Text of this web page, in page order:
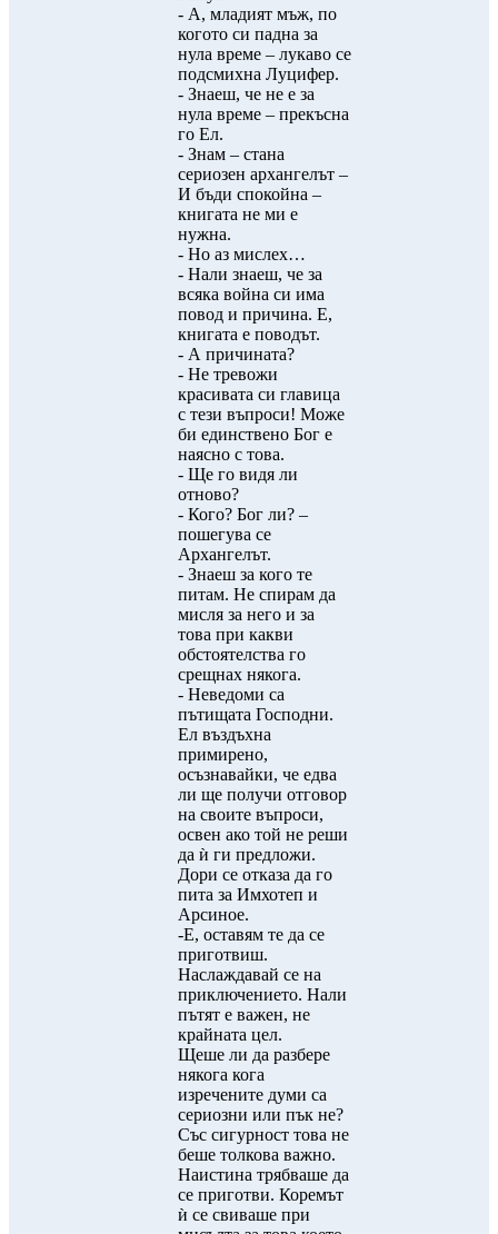
- А, младият мъж, по
когото си падна за
нула време – лукаво се
подсмихна Луцифер.
- Знаеш, че не е за
нула време – прекъсна
го Ел.
- Знам – стана
сериозен архангелът –
И бъди спокойна –
книгата не ми е
нужна.
- Но аз мислех…
- Нали знаеш, че за
всяка война си има
повод и причина. Е,
книгата е поводът.
- А причината?
- Не тревожи
красивата си главица
с тези въпроси! Може
би единствено Бог е
наясно с това.
- Ще го видя ли
отново?
- Кого? Бог ли? –
пошегува се
Архангелът.
- Знаеш за кого те
питам. Не спирам да
мисля за него и за
това при какви
обстоятелства го
срещнах някога.
- Неведоми са
пътищата Господни.
Ел въздъхна
примирено,
осъзнавайки, че едва
ли ще получи отговор
на своите въпроси,
освен ако той не реши
да ѝ ги предложи.
Дори се отказа да го
пита за Имхотеп и
Арсиное.
-Е, оставям те да се
приготвиш.
Наслаждавай се на
приключението. Нали
пътят е важен, не
крайната цел.
Щеше ли да разбере
някога кога
изречените думи са
сериозни или пък не?
Със сигурност това не
беше толкова важно.
Наистина трябваше да
се приготви. Коремът
ѝ се свиваше при